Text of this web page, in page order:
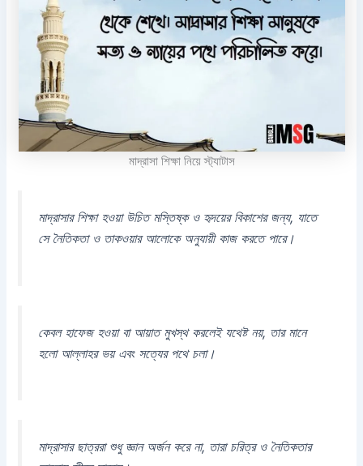
মাদ্রাসা শিক্ষা নিয়ে স্ট্যাটাস
মাদ্রাসার শিক্ষা হওয়া উচিত মস্তিষ্ক ও হৃদয়ের বিকাশের জন্য, যাতে
সে নৈতিকতা ও তাকওয়ার আলোকে অনুযায়ী কাজ করতে পারে।
কেবল হাফেজ হওয়া বা আয়াত মুখস্থ করলেই যথেষ্ট নয়, তার মানে
হলো আল্লাহর ভয় এবং সত্যের পথে চলা।
মাদ্রাসার ছাত্ররা শুধু জ্ঞান অর্জন করে না, তারা চরিত্র ও নৈতিকতার